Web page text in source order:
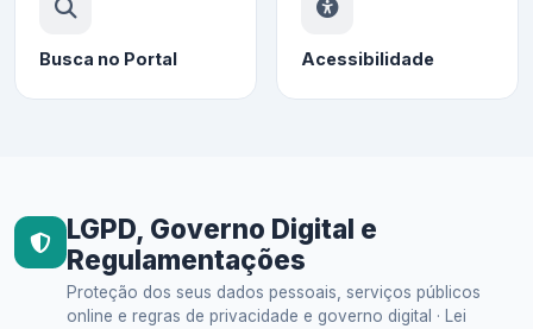
Busca no Portal Acessibilidade
LGPD, Governo Digital e
Regulamentações
Proteção dos seus dados pessoais, serviços públicos
online e regras de privacidade e governo digital · Lei